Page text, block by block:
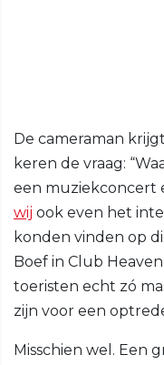
De cameraman
keren de vraag:
een muziekconcert
wij ook even het
konden vinden op
Boef in Club
toeristen echt zó
zijn voor een
Misschien wel. Een